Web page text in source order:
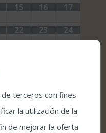
15 16 17
22 23 24
terceros con fines
la utilización de la
de mejorar la oferta